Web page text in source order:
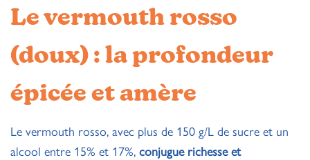
Le vermouth rosso
(doux) : la profondeur
épicée et amère
Le vermouth rosso, avec plus de 150 g/L de sucre et un
alcool entre 15% et 17%, conjugue richesse et